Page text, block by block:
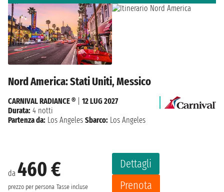
Nord America: Stati Uniti, Messico
da 460 €
prezzo per persona Tasse incluse
Dettagli
Prenota
CARNIVAL RADIANCE ®
12 LUG 2027
Durata: 4 notti
Partenza da: Los Angeles Sbarco: Los Angeles